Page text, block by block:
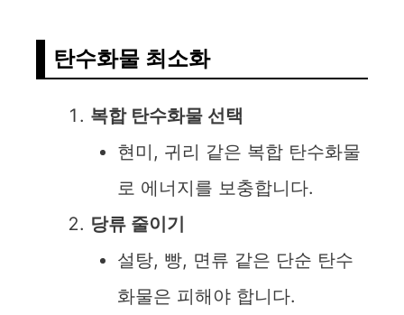
V
d
o
탄수화물 최소화
복합 탄수화물 선택
현미, 귀리 같은 복합 탄수화물
로 에너지를 보충합니다.
당류 줄이기
설탕, 빵, 면류 같은 단순 탄수
화물은 피해야 합니다.